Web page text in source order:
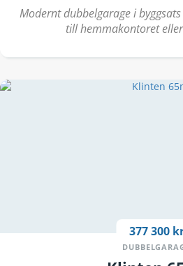
Modernt dubbelgarage i
till hemmakontoret
377 300